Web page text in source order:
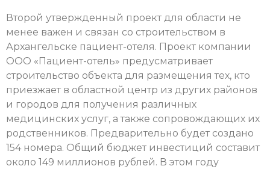
Второй утвержденный проект для области не
менее важен и связан со строительством в
Архангельске пациент-отеля. Проект компании
ООО «Пациент-отель» предусматривает
строительство объекта для размещения тех, кто
приезжает в областной центр из других районов
и городов для получения различных
медицинских услуг, а также сопровождающих их
родственников. Предварительно будет создано
154 номера. Общий бюджет инвестиций составит
около 149 миллионов рублей. В этом году